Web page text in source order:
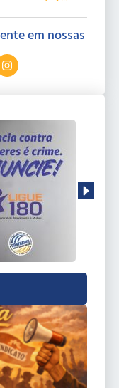
em nossas